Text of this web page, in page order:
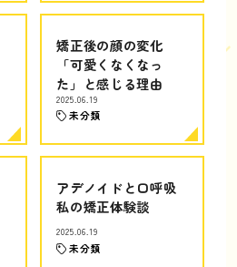
矯正後の顔の変化
「可愛くなくなっ
た」と感じる理由
2025.06.19
未分類
アデノイドと口呼吸
私の矯正体験談
2025.06.19
未分類